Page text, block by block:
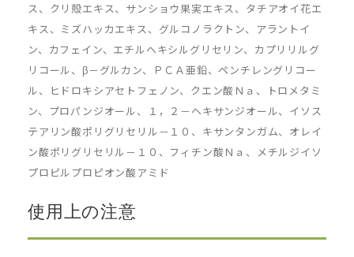
ス、クリ殻エキス、サンショウ果実エキス、タチアオイ花エ
キス、ミズハッカエキス、グルコノラクトン、アラントイ
ン、カフェイン、エチルヘキシルグリセリン、カプリリルグ
リコール、β－グルカン、ＰＣＡ亜鉛、ペンチレングリコー
ル、ヒドロキシアセトフェノン、クエン酸Ｎａ、トロメタミ
ン、プロパンジオール、１，２－ヘキサンジオール、イソス
テアリン酸ポリグリセリル－１０、キサンタンガム、オレイ
ン酸ポリグリセリル－１０、フィチン酸Ｎａ、メチルジイソ
プロピルプロピオン酸アミド
使用上の注意